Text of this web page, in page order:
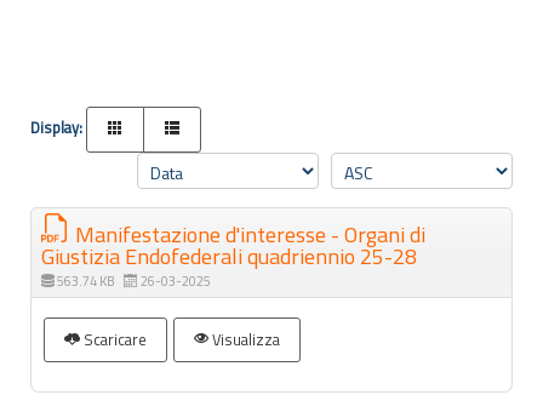
Display:
Manifestazione d'interesse - Organi di
Giustizia Endofederali quadriennio 25-28
563.74 KB 26-03-2025
Scaricare Visualizza